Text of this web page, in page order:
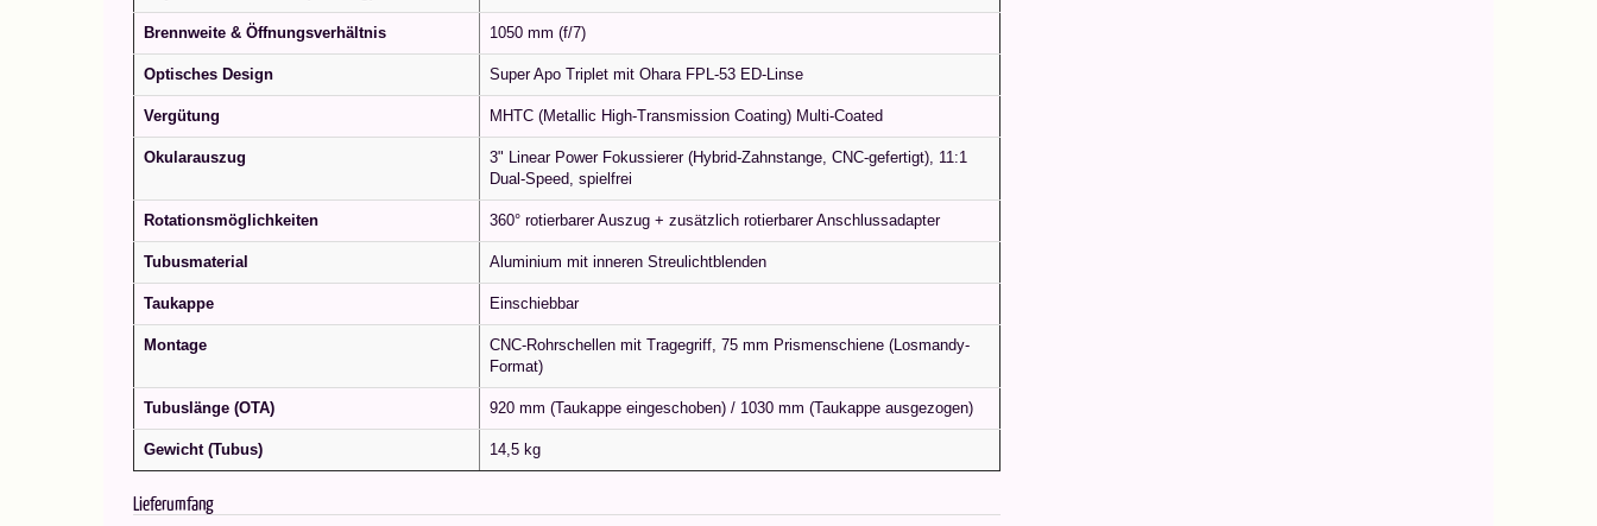
Brennweite & Öffnungsverhältnis 1050 mm (f/7)
Optisches Design Super Apo Triplet mit Ohara FPL-53 ED-Linse
Vergütung MHTC (Metallic High-Transmission Coating) Multi-Coated
Okularauszug
3" Linear Power Fokussierer (Hybrid-Zahnstange, CNC-gefertigt), 11:1
Dual-Speed, spielfrei
Rotationsmöglichkeiten 360° rotierbarer Auszug + zusätzlich rotierbarer Anschlussadapter
Tubusmaterial Aluminium mit inneren Streulichtblenden
Taukappe Einschiebbar
Montage
CNC-Rohrschellen mit Tragegriff, 75 mm Prismenschiene (Losmandy-
Format)
Tubuslänge (OTA) 920 mm (Taukappe eingeschoben) / 1030 mm (Taukappe ausgezogen)
Gewicht (Tubus) 14,5 kg
Lieferumfang